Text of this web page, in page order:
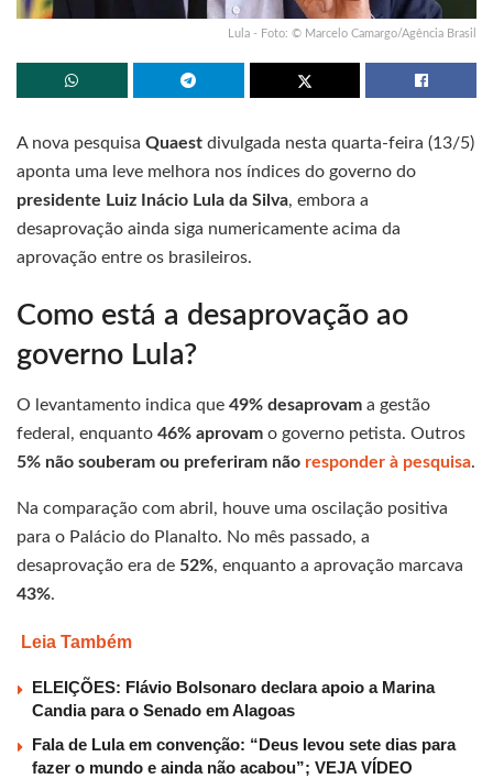
Lula - Foto: © Marcelo Camargo/Agência Brasil
A nova pesquisa Quaest divulgada nesta quarta-feira (13/5)
aponta uma leve melhora nos índices do governo do
presidente Luiz Inácio Lula da Silva, embora a
desaprovação ainda siga numericamente acima da
aprovação entre os brasileiros.
Como está a desaprovação ao
governo Lula?
O levantamento indica que 49% desaprovam a gestão
federal, enquanto 46% aprovam o governo petista. Outros
5% não souberam ou preferiram não responder à pesquisa.
Na comparação com abril, houve uma oscilação positiva
para o Palácio do Planalto. No mês passado, a
desaprovação era de 52%, enquanto a aprovação marcava
43%.
Leia Também
ELEIÇÕES: Flávio Bolsonaro declara apoio a Marina
Candia para o Senado em Alagoas
Fala de Lula em convenção: “Deus levou sete dias para
fazer o mundo e ainda não acabou”; VEJA VÍDEO